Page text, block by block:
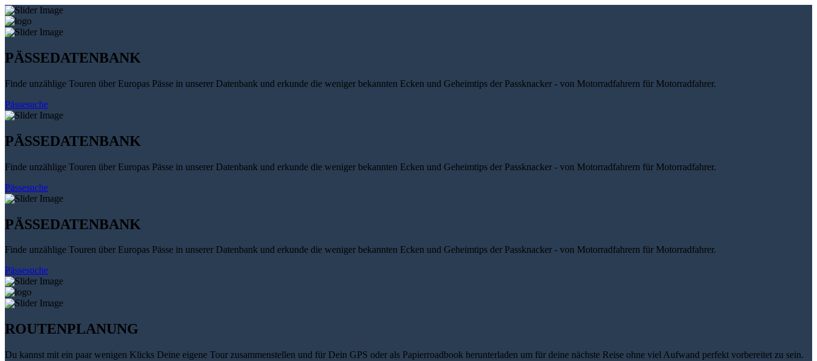
PÄSSEDATENBANK
Finde unzählige Touren über Europas Pässe in unserer Datenbank und erkunde die weniger bekannten Ecken und Geheimtips der Passknacker - von Motorradfahrern für Motorradfahrer.
Pässesuche
PÄSSEDATENBANK
Finde unzählige Touren über Europas Pässe in unserer Datenbank und erkunde die weniger bekannten Ecken und Geheimtips der Passknacker - von Motorradfahrern für Motorradfahrer.
Pässesuche
PÄSSEDATENBANK
Finde unzählige Touren über Europas Pässe in unserer Datenbank und erkunde die weniger bekannten Ecken und Geheimtips der Passknacker - von Motorradfahrern für Motorradfahrer.
Pässesuche
ROUTENPLANUNG
Du kannst mit ein paar wenigen Klicks Deine eigene Tour zusammenstellen und für Dein GPS oder als Papierroadbook herunterladen um für deine nächste Reise ohne viel Aufwand perfekt vorbereitet zu sein.